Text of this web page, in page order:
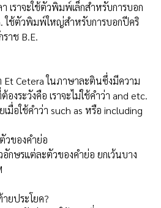
เราจะใช้ตัวพิมพ์เล็กสำหรับการบอก
ใช้ตัวพิมพ์ใหญ่สำหรับการบอกปีคริ
าช B.E.
Cetera ในภาษาละตินซึ่งมีความ
งระวังคือ เราจะไม่ใช้คำว่า and etc.
มื่อใช้คำว่า such as หรือ including
วของคำย่อ
กษรแต่ละตัวของคำย่อ ยกเว้นบาง
ยประโยค?